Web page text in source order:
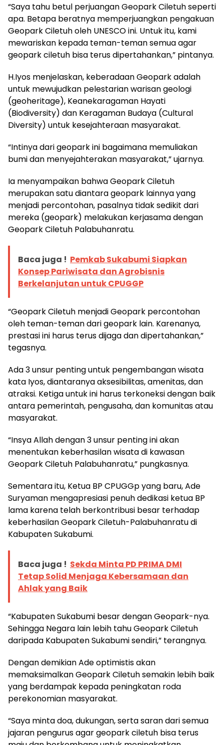
“Saya tahu betul perjuangan Geopark Ciletuh seperti
apa. Betapa beratnya memperjuangkan pengakuan
Geopark Ciletuh oleh UNESCO ini. Untuk itu, kami
mewariskan kepada teman-teman semua agar
geopark ciletuh bisa terus dipertahankan,” pintanya.
H.Iyos menjelaskan, keberadaan Geopark adalah
untuk mewujudkan pelestarian warisan geologi
(geoheritage), Keanekaragaman Hayati
(Biodiversity) dan Keragaman Budaya (Cultural
Diversity) untuk kesejahteraan masyarakat.
“Intinya dari geopark ini bagaimana memuliakan
bumi dan menyejahterakan masyarakat,” ujarnya.
Ia menyampaikan bahwa Geopark Ciletuh
merupakan satu diantara geopark lainnya yang
menjadi percontohan, pasalnya tidak sedikit dari
mereka (geopark) melakukan kerjasama dengan
Geopark Ciletuh Palabuhanratu.
Baca juga ! Pemkab Sukabumi Siapkan
Konsep Pariwisata dan Agrobisnis
Berkelanjutan untuk CPUGGP
“Geopark Ciletuh menjadi Geopark percontohan
oleh teman-teman dari geopark lain. Karenanya,
prestasi ini harus terus dijaga dan dipertahankan,”
tegasnya.
Ada 3 unsur penting untuk pengembangan wisata
kata Iyos, diantaranya aksesibilitas, amenitas, dan
atraksi. Ketiga untuk ini harus terkoneksi dengan baik
antara pemerintah, pengusaha, dan komunitas atau
masyarakat.
“Insya Allah dengan 3 unsur penting ini akan
menentukan keberhasilan wisata di kawasan
Geopark Ciletuh Palabuhanratu,” pungkasnya.
Sementara itu, Ketua BP CPUGGp yang baru, Ade
Suryaman mengapresiasi penuh dedikasi ketua BP
lama karena telah berkontribusi besar terhadap
keberhasilan Geopark Ciletuh-Palabuhanratu di
Kabupaten Sukabumi.
Baca juga ! Sekda Minta PD PRIMA DMI
Tetap Solid Menjaga Kebersamaan dan
Ahlak yang Baik
“Kabupaten Sukabumi besar dengan Geopark-nya.
Sehingga Negara lain lebih tahu Geopark Ciletuh
daripada Kabupaten Sukabumi sendiri,” terangnya.
Dengan demikian Ade optimistis akan
memaksimalkan Geopark Ciletuh semakin lebih baik
yang berdampak kepada peningkatan roda
perekonomian masyarakat.
“Saya minta doa, dukungan, serta saran dari semua
jajaran pengurus agar geopark ciletuh bisa terus